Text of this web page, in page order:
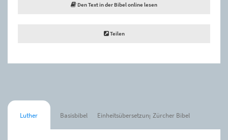
Den Text in der Bibel online lesen
Teilen
Luther Basisbibel Einheitsübersetzung Zürcher Bibel